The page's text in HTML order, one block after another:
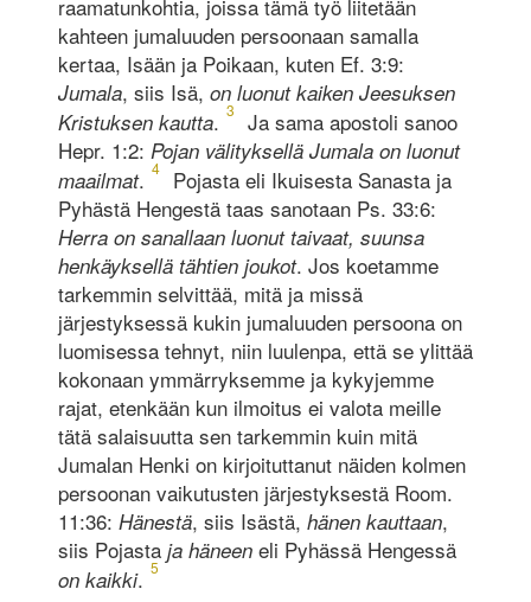
raamatunkohtia, joissa tämä työ liitetään
kahteen jumaluuden persoonaan samalla
kertaa, Isään ja Poikaan, kuten Ef. 3:9:
Jumala, siis Isä, on luonut kaiken Jeesuksen
Kristuksen kautta. 3
Ja sama apostoli sanoo
Hepr. 1:2: Pojan välityksellä Jumala on luonut
maailmat. 4
Pojasta eli Ikuisesta Sanasta ja
Pyhästä Hengestä taas sanotaan Ps. 33:6:
Herra on sanallaan luonut taivaat, suunsa
henkäyksellä tähtien joukot. Jos koetamme
tarkemmin selvittää, mitä ja missä
järjestyksessä kukin jumaluuden persoona on
luomisessa tehnyt, niin luulenpa, että se ylittää
kokonaan ymmärryksemme ja kykyjemme
rajat, etenkään kun ilmoitus ei valota meille
tätä salaisuutta sen tarkemmin kuin mitä
Jumalan Henki on kirjoituttanut näiden kolmen
persoonan vaikutusten järjestyksestä Room.
11:36: Hänestä, siis Isästä, hänen kauttaan,
siis Pojasta ja häneeneli Pyhässä Hengessä
on kaikki. 5